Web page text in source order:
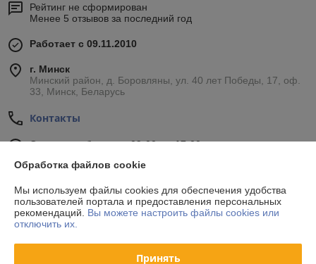
Рейтинг не сформирован
Менее 5 отзывов за последний год
Работает с 09.11.2010
г. Минск
Минский район, д. Боровляны, ул. 40 лет Победы, 17, оф.
33, Минск, Беларусь
Контакты
Сегодня работает с 09:00 до 17:00
Отзывы о магазине
34 отзывов за всё время
Обработка файлов cookie
Мы используем файлы cookies для обеспечения удобства
пользователей портала и предоставления персональных
рекомендаций. Вы можете настроить файлы cookies или
отключить их.
Принять